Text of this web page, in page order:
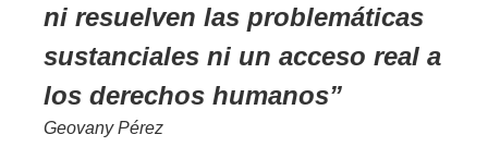
ni resuelven las problemáticas
sustanciales ni un acceso real a
los derechos humanos
Geovany Pérez